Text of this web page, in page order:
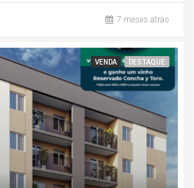
7 meses atrás
VENDA DESTAQUE